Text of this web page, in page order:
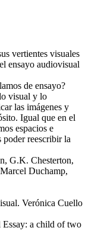
vertientes visuales
ensayo audiovisual
de ensayo?
visual y lo
las imágenes y
Igual que en el
espacios e
poder reescribir la
G.K. Chesterton,
Duchamp,
Verónica Cuello
a child of two